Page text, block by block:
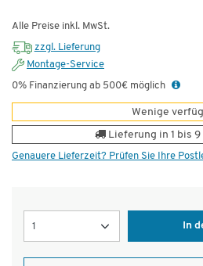
Alle Preise inkl. MwSt.
zzgl. Lieferung
Montage-Service
0% Finanzierung ab 500€ möglich
Wenige
Lieferung in 1 bis
Genauere Lieferzeit? Prüfen Sie Ihre
In